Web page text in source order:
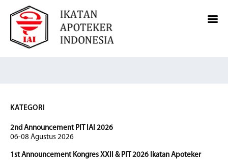
KATEGORI
2nd Announcement PIT IAI 2026
06-08 Agustus 2026
1st Announcement Kongres XXII & PIT 2026 Ikatan Apoteker